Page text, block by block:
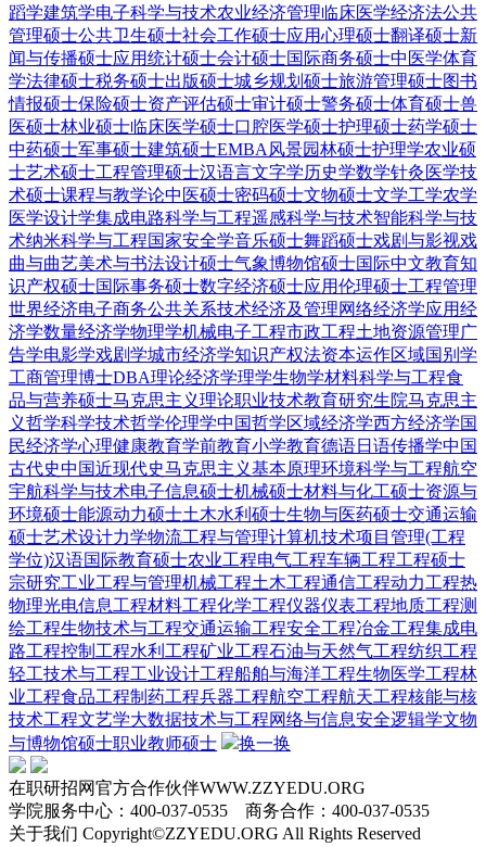
蹈学建筑学电子科学与技术农业经济管理临床医学经济法公共
管理硕士公共卫生硕士社会工作硕士应用心理硕士翻译硕士新
闻与传播硕士应用统计硕士会计硕士国际商务硕士中医学体育
学法律硕士税务硕士出版硕士城乡规划硕士旅游管理硕士图书
情报硕士保险硕士资产评估硕士审计硕士警务硕士体育硕士兽
医硕士林业硕士临床医学硕士口腔医学硕士护理硕士药学硕士
中药硕士军事硕士建筑硕士EMBA 风景园林硕士护理学农业硕
士艺术硕士工程管理硕士汉语言文字学历史学数学针灸 医学技
术硕士课程与教学论中医硕士密码硕士文物硕士文学工学农学
医学设计学集成电路科学与工程遥感科学与技术智能科学与技
术纳米科学与工程国家安全学音乐硕士舞蹈硕士戏剧与影视戏
曲与曲艺美术与书法设计硕士气象博物馆硕士国际中文教育知
识产权硕士国际事务硕士数字经济硕士应用伦理硕士工程管理
世界经济电子商务公共关系技术经济及管理网络经济学应用经
济学数量经济学物理学机械电子工程市政工程土地资源管理广
告学电影学戏剧学城市经济学知识产权法资本运作区域国别学
工商管理博士DBA理论经济学理学生物学材料科学与工程食
品与营养硕士马克思主义理论职业技术教育研究生院马克思主
义哲学科学技术哲学伦理学中国哲学区域经济学西方经济学国
民经济学心理健康教育学前教育小学教育德语日语传播学中国
古代史中国近现代史马克思主义基本原理环境科学与工程航空
宇航科学与技术电子信息硕士机械硕士材料与化工硕士资源与
环境硕士能源动力硕士土木水利硕士生物与医药硕士交通运输
硕士艺术设计力学物流工程与管理计算机技术项目管理(工程
学位)汉语国际教育硕士农业工程电气工程车辆工程工程硕士
宗研究工业工程与管理机械工程土木工程通信工程动力工程热
物理光电信息工程材料工程化学工程仪器仪表工程地质工程测
绘工程生物技术与工程交通运输工程安全工程冶金工程集成电
路工程控制工程水利工程矿业工程石油与天然气工程纺织工程
轻工技术与工程工业设计工程船舶与海洋工程生物医学工程林
业工程食品工程制药工程兵器工程航空工程航天工程核能与核
技术工程文艺学大数据技术与工程网络与信息安全逻辑学文物
与博物馆硕士职业教师硕士 换一换
在职研招网官方合作伙伴WWW.ZZYEDU.ORG
学院服务中心：400-037-0535 商务合作：400-037-0535
关于我们 Copyright©ZZYEDU.ORG All Rights Reserved